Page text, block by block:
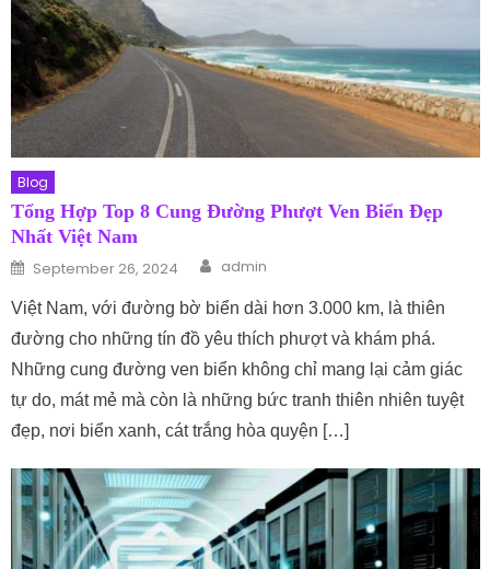
Blog
Tổng Hợp Top 8 Cung Đường Phượt Ven Biển Đẹp
Nhất Việt Nam
Posted on
September 26, 2024 Author
admin
Việt Nam, với đường bờ biển dài hơn 3.000 km, là thiên
đường cho những tín đồ yêu thích phượt và khám phá.
Những cung đường ven biển không chỉ mang lại cảm giác
tự do, mát mẻ mà còn là những bức tranh thiên nhiên tuyệt
đẹp, nơi biển xanh, cát trắng hòa quyện […]